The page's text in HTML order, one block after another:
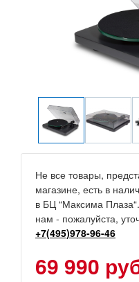
Не все товары,
магазине, есть в
в БЦ “Максима
нам - пожалуйста,
+7(495)978-96-46
69 990